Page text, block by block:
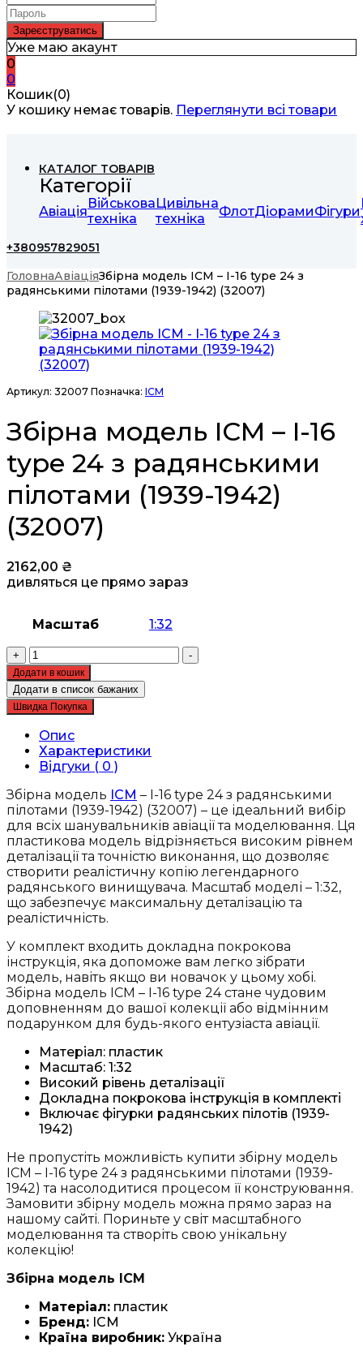
Уже маю акаунт
0
0
Кошик(0)
У кошику немає товарів. Переглянути всі товари
КАТАЛОГ ТОВАРІВ
Категорії
АвіаціяВійськова
техніка
Цивільна
техніка
ФлотДіорамиФігури
+380957829051
ГоловнаАвіаціяЗбірна модель ICM – I-16 type 24 з
радянськими пілотами (1939-1942) (32007)
Артикул: 32007 Позначка: ICM
Збірна модель ICM – I-16
type 24 з радянськими
пілотами (1939-1942)
(32007)
2162,00 ₴
дивляться це прямо зараз
Масштаб 1:32
+
Збірна
модель
ICM
-
I-
16
type
24
радянськими
пілотами
(1939-
1942)
(32007)
кількість
-
Додати в кошик
Додати в список бажаних
Швидка Покупка
Опис
Характеристики
Відгуки ( 0 )
Збірна модель ICM – I-16 type 24 з радянськими
пілотами (1939-1942) (32007) – це ідеальний вибір
для всіх шанувальників авіації та моделювання. Ця
пластикова модель відрізняється високим рівнем
деталізації та точністю виконання, що дозволяє
створити реалістичну копію легендарного
радянського винищувача. Масштаб моделі – 1:32,
що забезпечує максимальну деталізацію та
реалістичність.
У комплект входить докладна покрокова
інструкція, яка допоможе вам легко зібрати
модель, навіть якщо ви новачок у цьому хобі.
Збірна модель ICM – I-16 type 24 стане чудовим
доповненням до вашої колекції або відмінним
подарунком для будь-якого ентузіаста авіації.
Матеріал: пластик
Масштаб: 1:32
Високий рівень деталізації
Докладна покрокова інструкція в комплекті
Включає фігурки радянських пілотів (1939-
1942)
Не пропустіть можливість купити збірну модель
ICM – I-16 type 24 з радянськими пілотами (1939-
1942) та насолодитися процесом її конструювання.
Замовити збірну модель можна прямо зараз на
нашому сайті. Пориньте у світ масштабного
моделювання та створіть свою унікальну
колекцію!
Збірна модель ICM
Матеріал: пластик
Бренд: ICM
Країна виробник: Україна